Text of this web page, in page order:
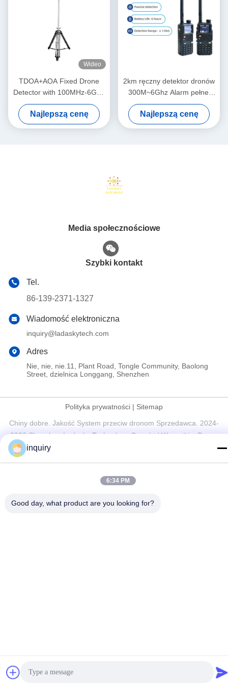
Wideo
TDOA+AOA Fixed Drone
Detector with 100MHz-6GHz
Full Band Detection and
360° Passive Detection for
1-10km Range
Najlepszą cenę
2km ręczny detektor dronów
300M~6Ghz Alarm pełnej
częstotliwości 1.5G 2.4G
5.2G 5.8G UAV FPV Dji Dron
Detect System Detektor
Najlepszą cenę
Media społecznościowe
Szybki kontakt
Tel.
86-139-2371-1327
Wiadomość elektroniczna
inquiry@ladaskytech.com
Adres
Nie, nie, nie.11, Plant Road, Tongle Community, Baolong
Street, dzielnica Longgang, Shenzhen
Polityka prywatności | Sitemap
Chiny dobre. Jakość System przeciw dronom Sprzedawca. 2024-
2026 Shenzhen Ladasky Technology Co.，Ltd Wszystkie. Prawa
inquiry
6:34 PM
Good day, what product are you looking for?